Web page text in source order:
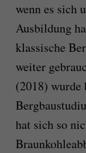
wenn es sich
Ausbildung
klassische
weiter
(2018) wurde
hat sich so